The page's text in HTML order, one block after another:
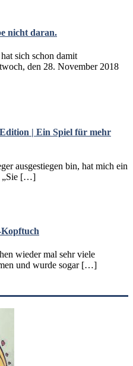
nicht daran.
sich schon damit
den 28. November 2018
| Ein Spiel für mehr
ausgestiegen bin, hat mich ein
„Sie […]
Kopftuch
wieder mal sehr viele
und wurde sogar […]